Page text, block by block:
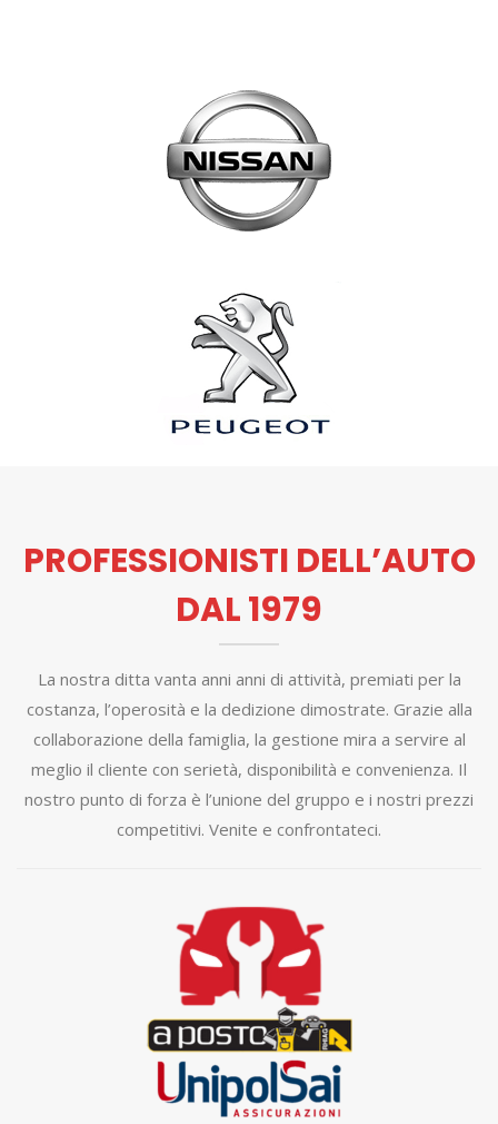
PROFESSIONISTI DELL’AUTO
DAL 1979
La nostra ditta vanta anni anni di attività, premiati per la
costanza, l’operosità e la dedizione dimostrate. Grazie alla
collaborazione della famiglia, la gestione mira a servire al
meglio il cliente con serietà, disponibilità e convenienza. Il
nostro punto di forza è l’unione del gruppo e i nostri prezzi
competitivi. Venite e confrontateci.